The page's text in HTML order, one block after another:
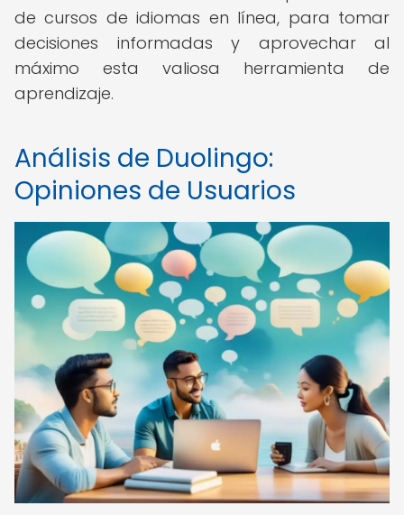
de cursos de idiomas en línea, para tomar
decisiones informadas y aprovechar al
máximo esta valiosa herramienta de
aprendizaje.
Análisis de Duolingo:
Opiniones de Usuarios